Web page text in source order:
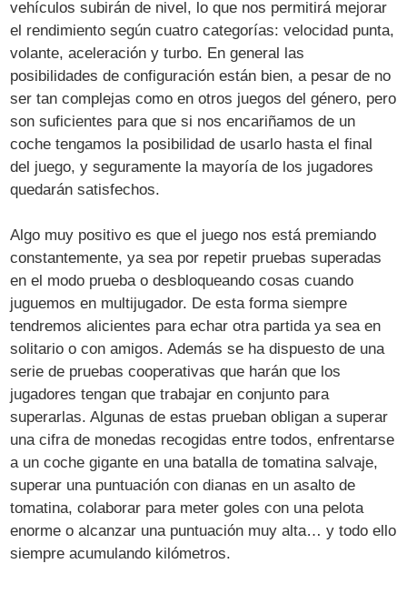
vehículos subirán de nivel, lo que nos permitirá mejorar
el rendimiento según cuatro categorías: velocidad punta,
volante, aceleración y turbo. En general las
posibilidades de configuración están bien, a pesar de no
ser tan complejas como en otros juegos del género, pero
son suficientes para que si nos encariñamos de un
coche tengamos la posibilidad de usarlo hasta el final
del juego, y seguramente la mayoría de los jugadores
quedarán satisfechos.
Algo muy positivo es que el juego nos está premiando
constantemente, ya sea por repetir pruebas superadas
en el modo prueba o desbloqueando cosas cuando
juguemos en multijugador. De esta forma siempre
tendremos alicientes para echar otra partida ya sea en
solitario o con amigos. Además se ha dispuesto de una
serie de pruebas cooperativas que harán que los
jugadores tengan que trabajar en conjunto para
superarlas. Algunas de estas prueban obligan a superar
una cifra de monedas recogidas entre todos, enfrentarse
a un coche gigante en una batalla de tomatina salvaje,
superar una puntuación con dianas en un asalto de
tomatina, colaborar para meter goles con una pelota
enorme o alcanzar una puntuación muy alta… y todo ello
siempre acumulando kilómetros.